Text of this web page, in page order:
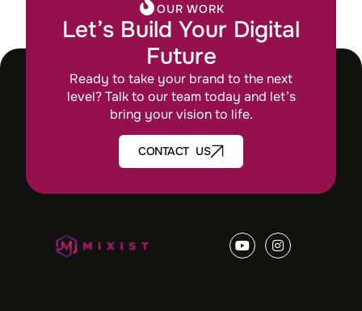
OUR WORK
Let’s Build Your Digital
Future
Ready to take your brand to the next
level? Talk to our team today and let’s
bring your vision to life.
CONTACT US